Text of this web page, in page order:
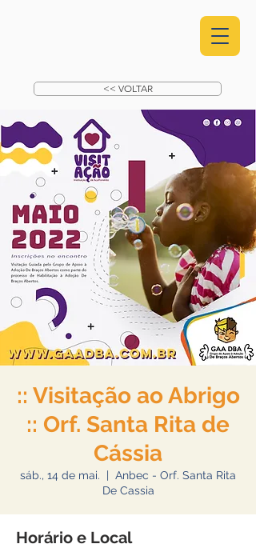
<< VOLTAR
:: Visitação ao Abrigo
:: Orf. Santa Rita de
Cássia
sáb., 14 de mai.
  |
Anbec - Orf. Santa Rita
De Cassia
Horário e Local